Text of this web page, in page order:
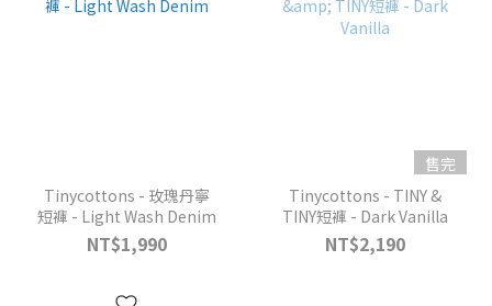
Tinycottons - 玫瑰丹寧
短褲 - Light Wash Denim
NT$1,990
售完
Tinycottons - TINY &
TINY短褲 - Dark Vanilla
NT$2,190